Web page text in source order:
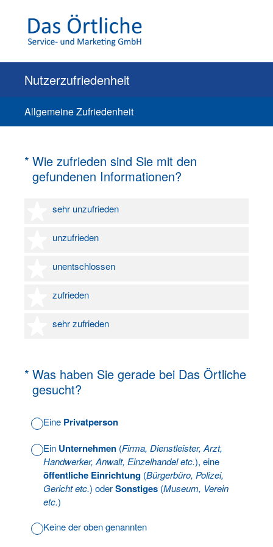
Nutzerzufriedenheit
Allgemeine Zufriedenheit
* Wie zufrieden sind Sie mit den
gefundenen Informationen?
(Erforderlich.)
sehr unzufrieden
1 Stern
unzufrieden
2 Sterne
unentschlossen
3 Sterne
zufrieden
4 Sterne
sehr zufrieden
5 Sterne
* Was haben Sie gerade bei Das Örtliche
gesucht?
(Erforderlich.)
Eine Privatperson
Ein Unternehmen (Firma, Dienstleister, Arzt,
Handwerker, Anwalt, Einzelhandel etc.), eine
öffentliche Einrichtung (Bürgerbüro, Polizei,
Gericht etc.) oderSonstiges (Museum, Verein
etc.)
Keine der oben genannten